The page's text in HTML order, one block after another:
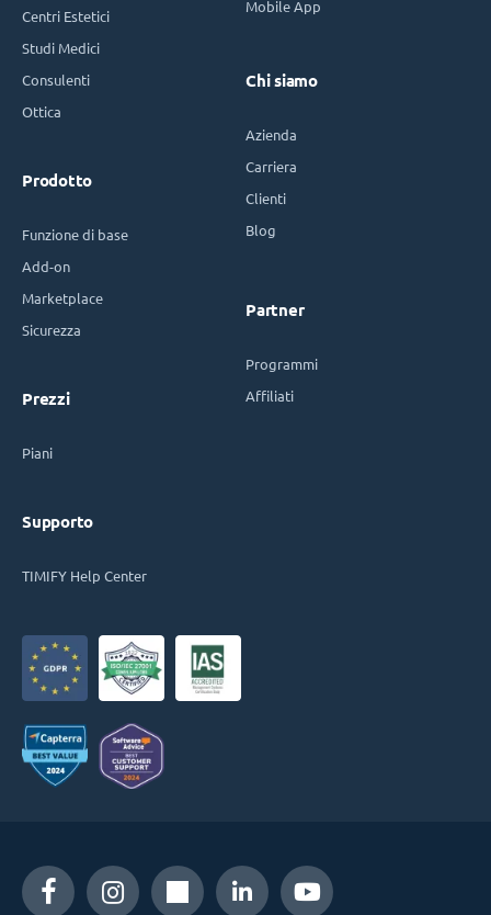
Centri Estetici
Studi Medici
Consulenti
Ottica
Prodotto
Funzione di base
Add-on
Marketplace
Sicurezza
Prezzi
Piani
Supporto
TIMIFY Help Center
Mobile App
Chi siamo
Azienda
Carriera
Clienti
Blog
Partner
Programmi
Affiliati